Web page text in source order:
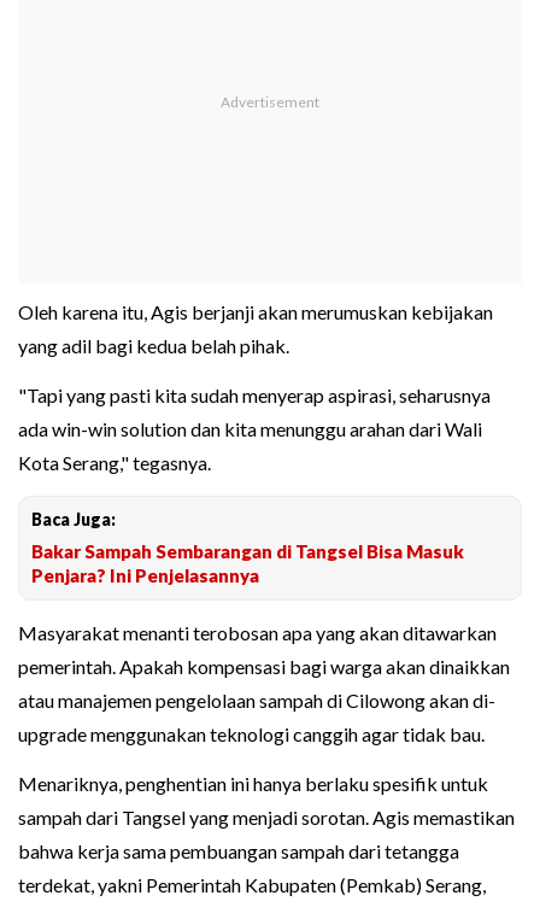
Oleh karena itu, Agis berjanji akan merumuskan kebijakan
yang adil bagi kedua belah pihak.
"Tapi yang pasti kita sudah menyerap aspirasi, seharusnya
ada win-win solution dan kita menunggu arahan dari Wali
Kota Serang," tegasnya.
Baca Juga:
Bakar Sampah Sembarangan di Tangsel Bisa Masuk
Penjara? Ini Penjelasannya
Masyarakat menanti terobosan apa yang akan ditawarkan
pemerintah. Apakah kompensasi bagi warga akan dinaikkan
atau manajemen pengelolaan sampah di Cilowong akan di-
upgrade menggunakan teknologi canggih agar tidak bau.
Menariknya, penghentian ini hanya berlaku spesifik untuk
sampah dari Tangsel yang menjadi sorotan. Agis memastikan
bahwa kerja sama pembuangan sampah dari tetangga
terdekat, yakni Pemerintah Kabupaten (Pemkab) Serang,